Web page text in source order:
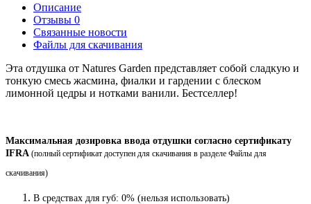
Описание
Отзывы 0
Связанные новости
Файлы для скачивания
Эта отдушка от Natures Garden представляет собой сладкую и
тонкую смесь жасмина, фиалки и гардении с блеском
лимонной цедры и нотками ванили. Бестселлер!
Максимальная дозировка ввода отдушки согласно сертификату
IFRA (полный сертификат доступен для скачивания в разделе Файлы для
скачивания)
В средствах для губ: 0% (нельзя использовать)